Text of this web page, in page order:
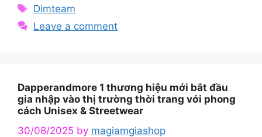
Tags
Dimteam
Leave a comment
Dapperandmore 1 thương hiệu mới bắt đầu
gia nhập vào thị trường thời trang với phong
cách Unisex & Streetwear
30/08/2025 by magiamgiashop